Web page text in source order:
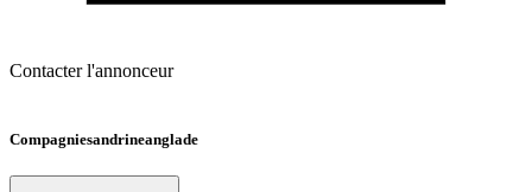
Contacter l'annonceur
Compagniesandrineanglade